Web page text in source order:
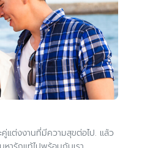
คู่แต่งงานที่มีความสุขต่อไป. แล้ว